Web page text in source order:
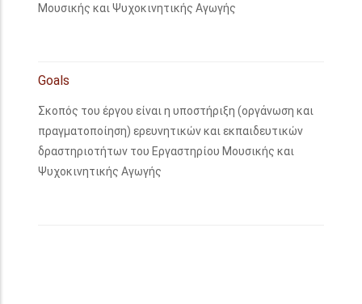
Μουσικής και Ψυχοκινητικής Αγωγής
Goals
Σκοπός του έργου είναι η υποστήριξη (οργάνωση και
πραγματοποίηση) ερευνητικών και εκπαιδευτικών
δραστηριοτήτων του Εργαστηρίου Μουσικής και
Ψυχοκινητικής Αγωγής